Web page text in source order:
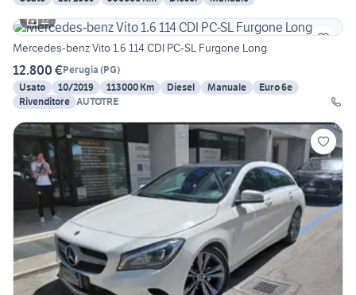
12
Mercedes-benz Vito 1.6 114 CDI PC-SL Furgone Long
12.800 €Perugia (PG)
Usato
10/2019 113000 Km Diesel Manuale
Euro 6e
Rivenditore AUTOTRE